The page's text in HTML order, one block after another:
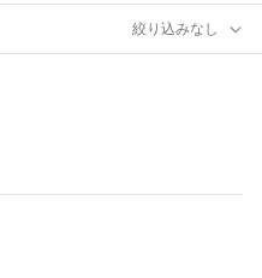
絞り込みなし